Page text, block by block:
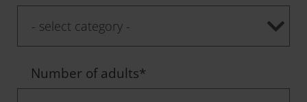
Number of adults*